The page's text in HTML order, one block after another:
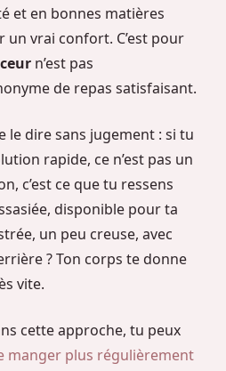
et en bonnes matières
vrai confort. C’est pour
n’est pas
de repas satisfaisant.
le dire sans jugement : si tu
rapide, ce n’est pas un
c’est ce que tu ressens
disponible pour ta
un peu creuse, avec
? Ton corps te donne
vite.
cette approche, tu peux
manger plus régulièrement